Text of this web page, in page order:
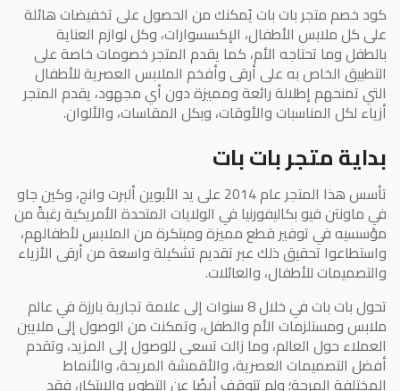
كود خصم متجر بات بات يُمكنك من الحصول على تخفيضات هائلة
على كل ملابس الأطفال، الإكسسوارات، وكل لوازم العناية
بالطفل وما تحتاجه الأم، كما يقدم المتجر خصومات خاصة على
التطبيق الخاص به على أرقى وأفخم الملابس العصرية للأطفال
التي تمنحهم إطلالة رائعة ومميزة دون أي مجهود، يقدم المتجر
أزياء لكل المناسبات والأوقات، وبكل المقاسات، والألوان.
بداية متجر بات بات
تأسس هذا المتجر عام 2014 على يد الأبوين ألبرت وانج، وكين جاو
في ماونتن فيو بكاليفورنيا في الولايات المتحدة الأمريكية رغبةً من
مؤسسيه في توفير قطع مميزة ومبتكرة من الملابس لأطفالهم،
واستطاعوا تحقيق ذلك عبر تقديم تشكيلة واسعة من أرقى الأزياء
والتصميمات للأطفال، والعائلات.
تحول بات بات في خلال 8 سنوات إلى علامة تجارية بارزة في عالم
ملابس ومستلزمات الأم والطفل، وتمكنت من الوصول إلى ملايين
العملاء حول العالم، وما زالت تسعى للوصول إلى المزيد، وتقدم
أفضل التصميمات العصرية، والأقمشة المريحة، والأنماط
المختلفة المرحة؛ ولم تتوقف أيضًا عن التطوير والابتكار، فقد